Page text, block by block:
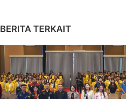
BERITA TERKAIT